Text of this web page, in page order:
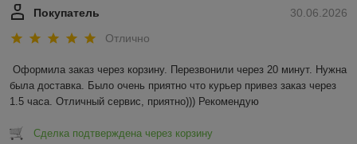
30.06.2026
Покупатель
Отлично
Оформила заказ через корзину. Перезвонили через 20 минут. Нужна
была доставка. Было очень приятно что курьер привез заказ через
1.5 часа. Отличный сервис, приятно))) Рекомендую
Сделка подтверждена через корзину